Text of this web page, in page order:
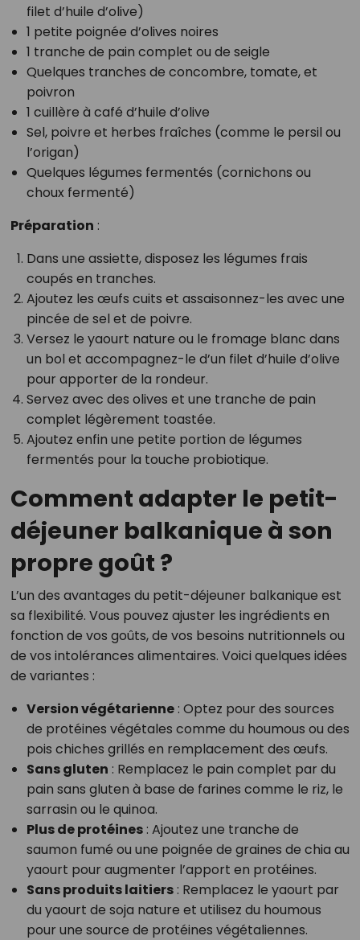
filet d’huile d’olive)
1 petite poignée d’olives noires
1 tranche de pain complet ou de seigle
Quelques tranches de concombre, tomate, et
poivron
1 cuillère à café d’huile d’olive
Sel, poivre et herbes fraîches (comme le persil ou
l’origan)
Quelques légumes fermentés (cornichons ou
choux fermenté)
Préparation :
Dans une assiette, disposez les légumes frais
coupés en tranches.
Ajoutez les œufs cuits et assaisonnez-les avec une
pincée de sel et de poivre.
Versez le yaourt nature ou le fromage blanc dans
un bol et accompagnez-le d’un filet d’huile d’olive
pour apporter de la rondeur.
Servez avec des olives et une tranche de pain
complet légèrement toastée.
Ajoutez enfin une petite portion de légumes
fermentés pour la touche probiotique.
Comment adapter le petit-
déjeuner balkanique à son
propre goût ?
L’un des avantages du petit-déjeuner balkanique est
sa flexibilité. Vous pouvez ajuster les ingrédients en
fonction de vos goûts, de vos besoins nutritionnels ou
de vos intolérances alimentaires. Voici quelques idées
de variantes :
Version végétarienne: Optez pour des sources
de protéines végétales comme du houmous ou des
pois chiches grillés en remplacement des œufs.
Sans gluten : Remplacez le pain complet par du
pain sans gluten à base de farines comme le riz, le
sarrasin ou le quinoa.
Plus de protéines: Ajoutez une tranche de
saumon fumé ou une poignée de graines de chia au
yaourt pour augmenter l’apport en protéines.
Sans produits laitiers: Remplacez le yaourt par
du yaourt de soja nature et utilisez du houmous
pour une source de protéines végétaliennes.